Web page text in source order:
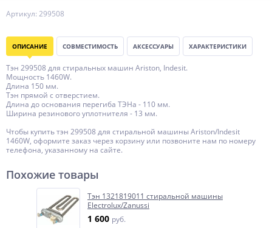
Артикул: 299508
ОПИСАНИЕ СОВМЕСТИМОСТЬ АКСЕССУАРЫ ХАРАКТЕРИСТИКИ
Тэн 299508 для стиральных машин Ariston, Indesit.
Мощность 1460W.
Длина 150 мм.
Тэн прямой c отверстием.
Длина до основания перегиба ТЭНа - 110 мм.
Ширина резинового уплотнителя - 13 мм.
Чтобы купить тэн 299508 для стиральной машины Ariston/Indesit
1460W, оформите заказ через корзину или позвоните нам по номеру
телефона, указанному на сайте.
Похожие товары
Тэн 1321819011 стиральной машины
Electrolux/Zanussi
1 600 руб.